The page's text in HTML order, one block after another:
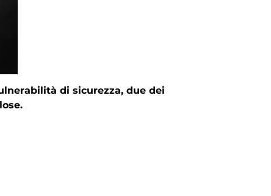
di sicurezza, due dei